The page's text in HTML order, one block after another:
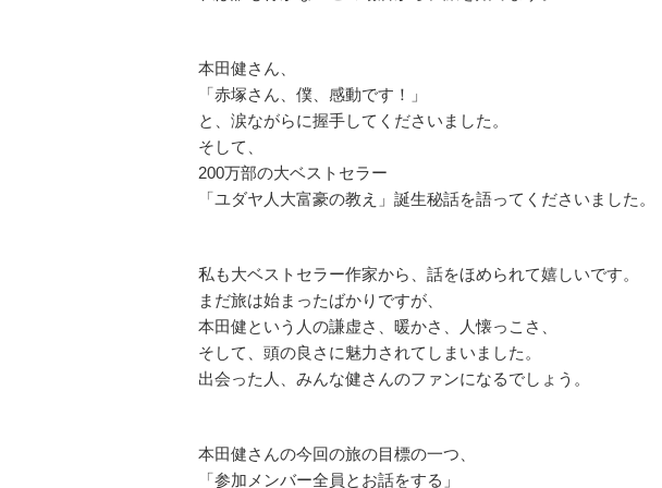
本田健さん、
「赤塚さん、僕、感動です！」
と、涙ながらに握手してくださいました。
そして、
200万部の大ベストセラー
「ユダヤ人大富豪の教え」誕生秘話を語ってくださいました。
私も大ベストセラー作家から、話をほめられて嬉しいです。
まだ旅は始まったばかりですが、
本田健という人の謙虚さ、暖かさ、人懐っこさ、
そして、頭の良さに魅力されてしまいました。
出会った人、みんな健さんのファンになるでしょう。
本田健さんの今回の旅の目標の一つ、
「参加メンバー全員とお話をする」